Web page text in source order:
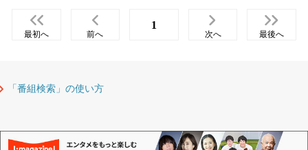
最初へ 前へ
1
次へ 最後へ
「番組検索」の使い方